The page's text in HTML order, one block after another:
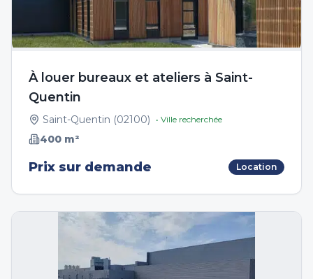
À louer bureaux et ateliers à Saint-
Quentin
Saint-Quentin (02100) • Ville recherchée
400 m²
Prix sur demande Location